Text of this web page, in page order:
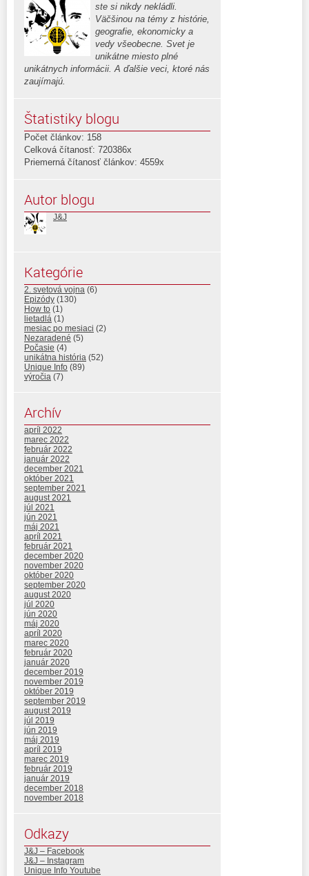
ste si nikdy nekládli.
Väčšinou na témy z histórie,
geografie, ekonomicky a
vedy všeobecne. Svet je
unikátne miesto plné
unikátnych informácii. A ďalšie veci, ktoré nás
zaujímajú.
Štatistiky blogu
Počet článkov: 158
Celková čítanosť: 720386x
Priemerná čítanosť článkov: 4559x
Autor blogu
J&J
Kategórie
2. svetová vojna (6)
Epizódy (130)
How to (1)
lietadlá (1)
mesiac po mesiaci (2)
Nezaradené (5)
Počasie (4)
unikátna história (52)
Unique Info (89)
výročia (7)
Archív
apríl 2022
marec 2022
február 2022
január 2022
december 2021
október 2021
september 2021
august 2021
júl 2021
jún 2021
máj 2021
apríl 2021
február 2021
december 2020
november 2020
október 2020
september 2020
august 2020
júl 2020
jún 2020
máj 2020
apríl 2020
marec 2020
február 2020
január 2020
december 2019
november 2019
október 2019
september 2019
august 2019
júl 2019
jún 2019
máj 2019
apríl 2019
marec 2019
február 2019
január 2019
december 2018
november 2018
Odkazy
J&J – Facebook
J&J – Instagram
Unique Info Youtube